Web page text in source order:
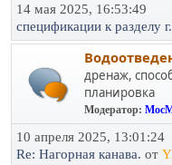
14 мая 2025, 16:53:49
спецификации к разделу
дренаж,
планировка
Модератор:
10 апреля 2025, 13:01:24
Re: Нагорная канава. от